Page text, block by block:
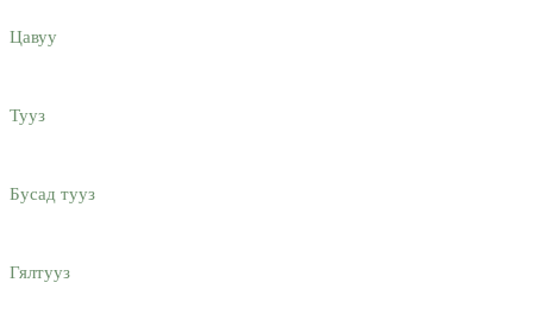
Цавуу
Тууз
Бусад тууз
Гялтууз